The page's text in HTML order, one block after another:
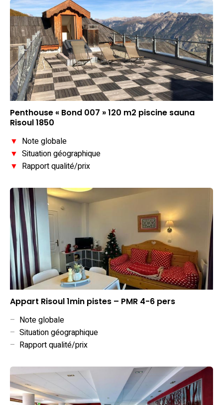
Penthouse « Bond 007 » 120 m2 piscine sauna
Risoul 1850
▼ Note globale
▼ Situation géographique
▼ Rapport qualité/prix
Appart Risoul 1min pistes – PMR 4-6 pers
– Note globale
– Situation géographique
– Rapport qualité/prix